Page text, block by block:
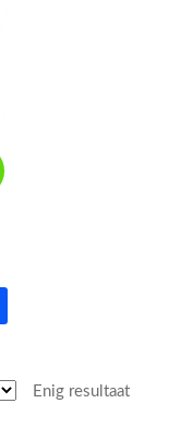
Enig resultaat